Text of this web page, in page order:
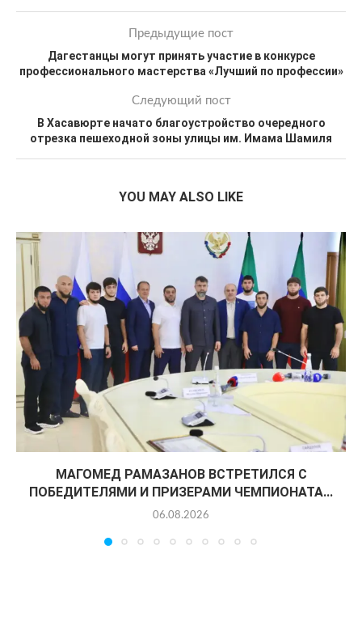
Предыдущие пост
Дагестанцы могут принять участие в конкурсе
профессионального мастерства «Лучший по профессии»
Следующий пост
В Хасавюрте начато благоустройство очередного
отрезка пешеходной зоны улицы им. Имама Шамиля
YOU MAY ALSO LIKE
МАГОМЕД РАМАЗАНОВ ВСТРЕТИЛСЯ С
ПОБЕДИТЕЛЯМИ И ПРИЗЕРАМИ ЧЕМПИОНАТА...
06.08.2026